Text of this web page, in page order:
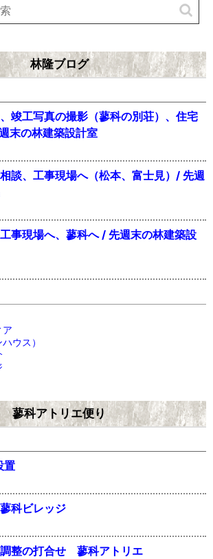
林隆ブログ
竣工写真の撮影（蓼科の別荘）、住宅
末の林建築設計室
談、工事現場へ（松本、富士見）/ 先週
事現場へ、蓼科へ / 先週末の林建築設
ア
ウス）
蓼科アトリエ便り
置
科ビレッジ
整の打合せ 蓼科アトリエ